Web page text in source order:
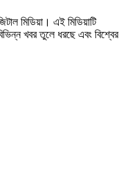
মিডিয়া। এই মিডিয়াটি
খবর তুলে ধরছে এবং বিশ্বের